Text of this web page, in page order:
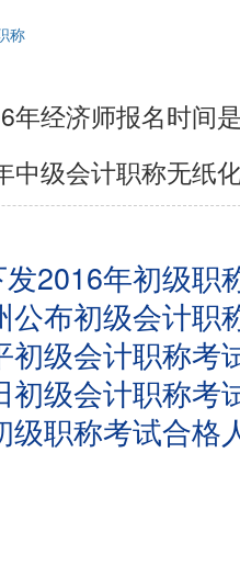
称
年经济师报名时间
中级会计职称无纸
2016年初级职
公布初级会计职
初级会计职称考
初级会计职称考
级职称考试合格